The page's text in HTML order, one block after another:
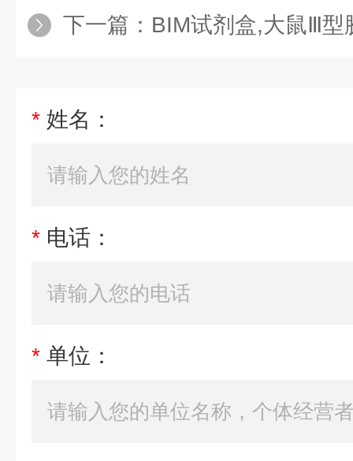
下一篇： BIM试剂盒,大鼠Ⅲ型胶原
* 姓名：
* 电话：
* 单位：